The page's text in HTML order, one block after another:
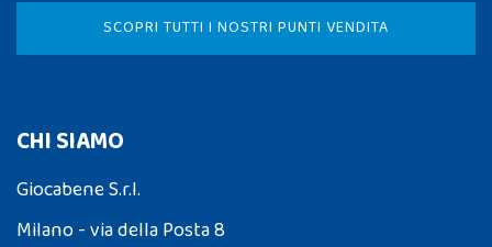
SCOPRI TUTTI I NOSTRI PUNTI VENDITA
CHI SIAMO
Giocabene S.r.l.
Milano - via della Posta 8